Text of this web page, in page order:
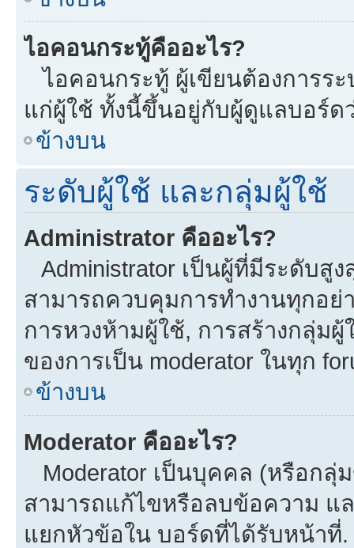
ไอคอนกระทู้คืออะไร?
ไอคอนกระทู้ ผู้เขียนต้องการร
แก่ผู้ใช้ ทั้งนี้ขึ้นอยู่กับผู้ดูแลบอร์ด
ข้างบน
ระดับผู้ใช้ และกลุ่มผู้ใช้
Administrator คืออะไร?
Administrator เป็นผู้ที่มีระดับสู
สามารถควบคุมการทำงานทุกอย่
การหวงห้ามผู้ใช้, การสร้างกลุ่ม
ของการเป็น moderator ในทุก
ข้างบน
Moderator คืออะไร?
Moderator เป็นบุคคล (หรือก
สามารถแก้ไขหรือลบข้อความ แ
แยกหัวข้อใน บอร์ดที่ได้รับหน้าที่.